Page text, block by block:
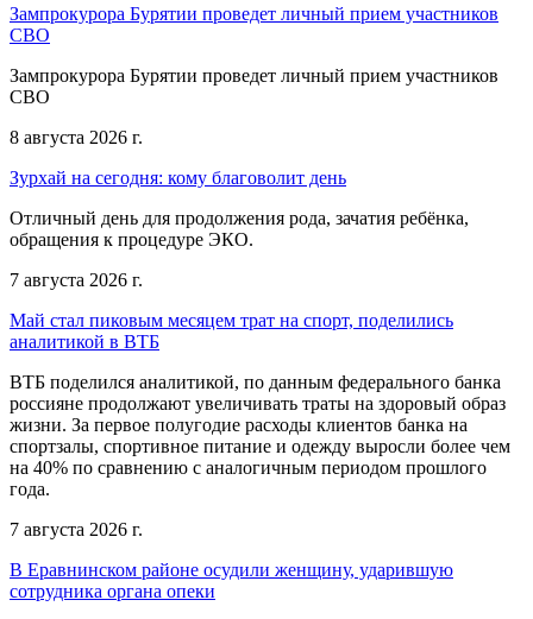
Зампрокурора Бурятии проведет личный прием участников
СВО
Зампрокурора Бурятии проведет личный прием участников
СВО
8 августа 2026 г.
Зурхай на сегодня: кому благоволит день
Отличный день для продолжения рода, зачатия ребёнка,
обращения к процедуре ЭКО.
7 августа 2026 г.
Май стал пиковым месяцем трат на спорт, поделились
аналитикой в ВТБ
ВТБ поделился аналитикой, по данным федерального банка
россияне продолжают увеличивать траты на здоровый образ
жизни. За первое полугодие расходы клиентов банка на
спортзалы, спортивное питание и одежду выросли более чем
на 40% по сравнению с аналогичным периодом прошлого
года.
7 августа 2026 г.
В Еравнинском районе осудили женщину, ударившую
сотрудника органа опеки